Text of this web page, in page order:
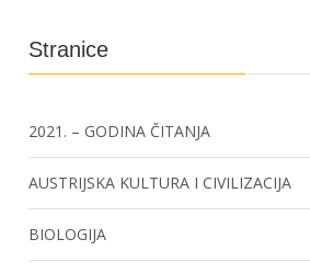
Stranice
2021. – GODINA ČITANJA
AUSTRIJSKA KULTURA I CIVILIZACIJA
BIOLOGIJA